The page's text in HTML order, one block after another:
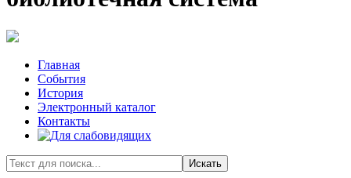
Главная
События
История
Электронный каталог
Контакты
Искать